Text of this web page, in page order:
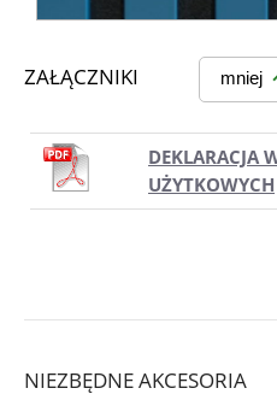
ZAŁĄCZNIKI mniej
DEKLARACJA
UŻYTKOWYCH
NIEZBĘDNE AKCESORIA